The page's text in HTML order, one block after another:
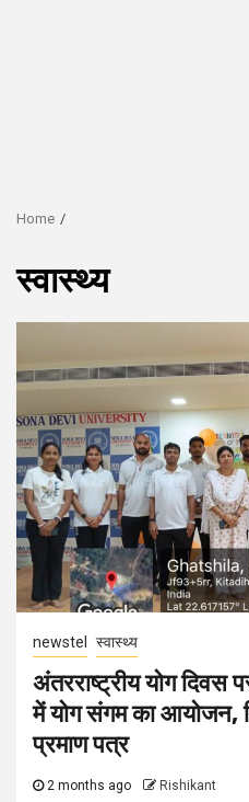
Home
स्वास्थ्य
newstel स्वास्थ्य
अंतरराष्ट्रीय योग दिवस
में योग संगम का आयोजन,
प्रमाण पत्र
2 months ago Rishikant